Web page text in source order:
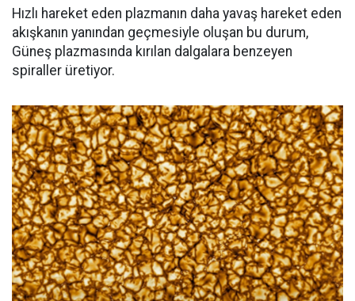
Hızlı hareket eden plazmanın daha yavaş hareket eden
akışkanın yanından geçmesiyle oluşan bu durum,
Güneş plazmasında kırılan dalgalara benzeyen
spiraller üretiyor.